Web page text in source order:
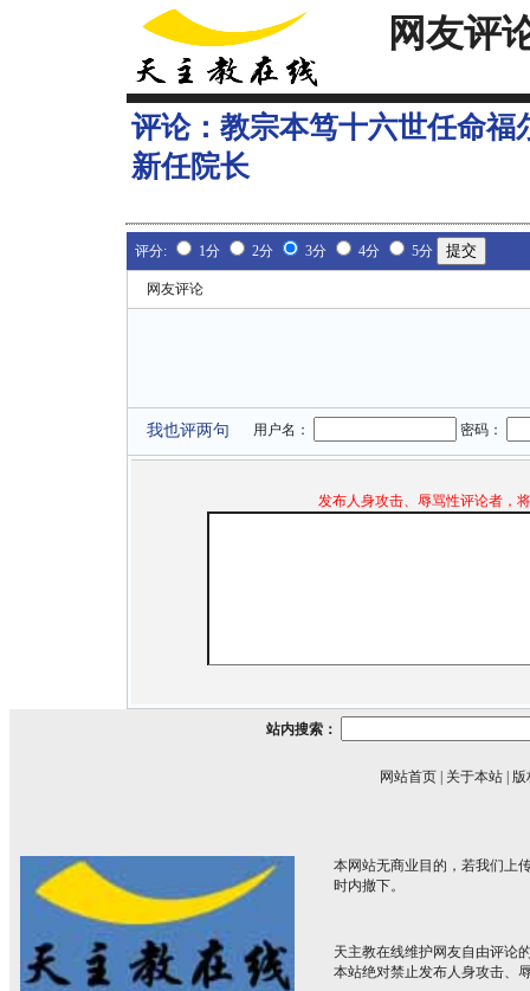
网友评
评论： 教宗本笃十六世任命福
新任院长
评分: 1分 2分 3分 4分 5分
网友评论
我也评两句 用户名： 密码：
发布人身攻击、辱骂性评论者，
站内搜索：
网站首页 关于本站 版
本网站无商业目的，若我们上
时内撤下。
天主教在线维护网友自由评论
本站绝对禁止发布人身攻击、